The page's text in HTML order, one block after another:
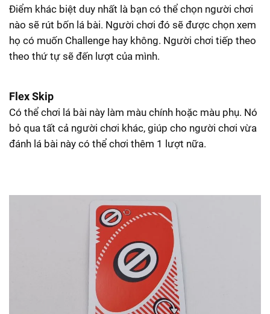
Điểm khác biệt duy nhất là bạn có thể chọn người chơi
nào sẽ rút bốn lá bài. Người chơi đó sẽ được chọn xem
họ có muốn Challenge hay không. Người chơi tiếp theo
theo thứ tự sẽ đến lượt của mình.
Flex Skip
Có thể chơi lá bài này làm màu chính hoặc màu phụ. Nó
bỏ qua tất cả người chơi khác, giúp cho người chơi vừa
đánh lá bài này có thể chơi thêm 1 lượt nữa.